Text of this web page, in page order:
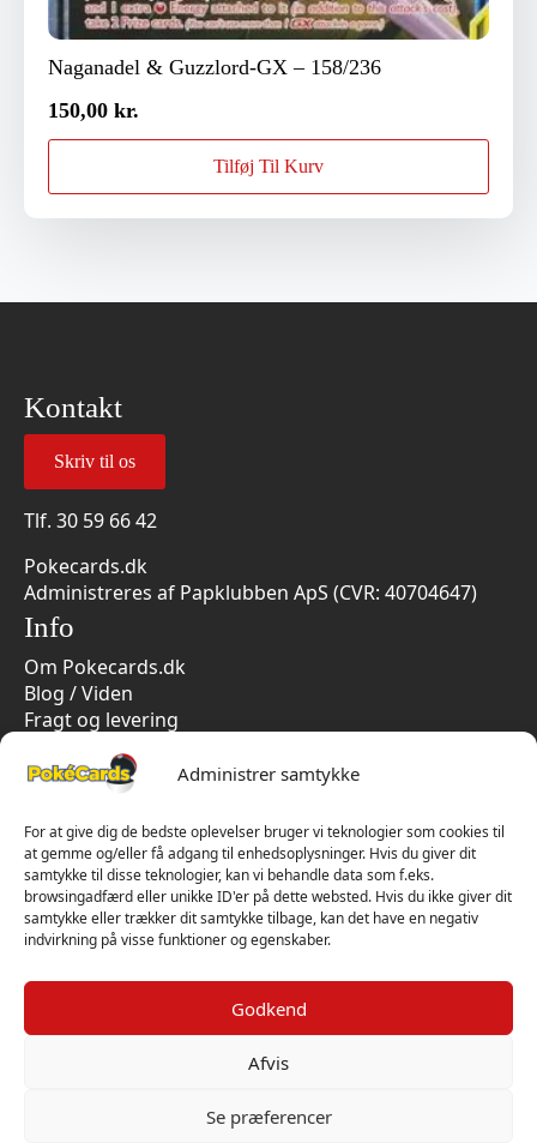
Administrer samtykke
For at give dig de bedste oplevelser bruger vi teknologier som cookies til
at gemme og/eller få adgang til enhedsoplysninger. Hvis du giver dit
samtykke til disse teknologier, kan vi behandle data som f.eks.
browsingadfærd eller unikke ID'er på dette websted. Hvis du ikke giver dit
samtykke eller trækker dit samtykke tilbage, kan det have en negativ
indvirkning på visse funktioner og egenskaber.
Godkend
Afvis
Se præferencer
Naganadel & Guzzlord-GX – 158/236
150,00 kr.
Tilføj Til Kurv
Kontakt
Skriv til os
Tlf. 30 59 66 42
Pokecards.dk
Administreres af Papklubben ApS (CVR: 40704647)
Info
Om Pokecards.dk
Blog / Viden
Fragt og levering
Handelsbetingelser
Cookiepolitik
Vi har kun 5-stjernet anmeldelser på Trustpilot